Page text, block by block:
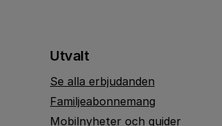
Utvalt
Se alla erbjudanden
Familjeabonnemang
Mobilnyheter och guider